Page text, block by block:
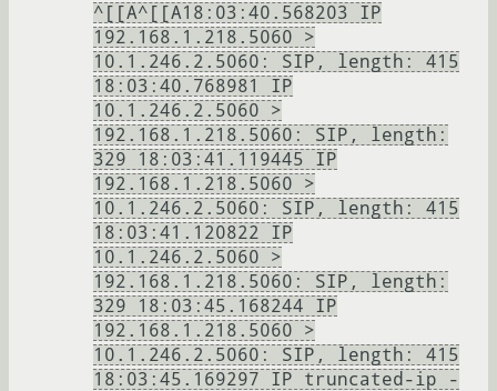
^[[A^[[A18:03:40.568203 IP
192.168.1.218.5060 >
10.1.246.2.5060: SIP, length: 415
18:03:40.768981 IP
10.1.246.2.5060 >
192.168.1.218.5060: SIP, length:
329 18:03:41.119445 IP
192.168.1.218.5060 >
10.1.246.2.5060: SIP, length: 415
18:03:41.120822 IP
10.1.246.2.5060 >
192.168.1.218.5060: SIP, length:
329 18:03:45.168244 IP
192.168.1.218.5060 >
10.1.246.2.5060: SIP, length: 415
18:03:45.169297 IP truncated-ip -